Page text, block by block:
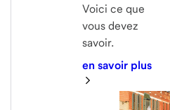
Voici ce que
vous devez
savoir.
en savoir plus